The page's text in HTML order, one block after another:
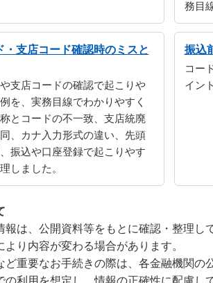
務目
・支店コード確認時のミスと
支店コードの確認で起こりや
を、実務目線でわかりやすく
とコードの不一致、支店統廃
、カナ入力形式の違い、先頭
振込や口座登録で起こりやす
しました。
振込
コー
イン
報は、公開資料等をもとに確認・整理し
り内容が変わる場合があります。
ど重要なお手続きの際は、各金融機関の
の利用を想定し、情報の正確性に配慮し